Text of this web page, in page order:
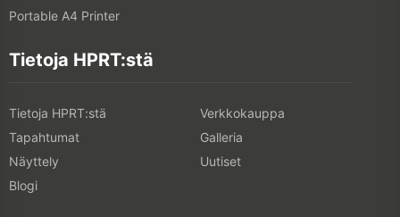
Portable A4 Printer
Tietoja HPRT:stä
Tietoja HPRT:stä
Verkkokauppa
Tapahtumat
Galleria
Näyttely
Uutiset
Blogi